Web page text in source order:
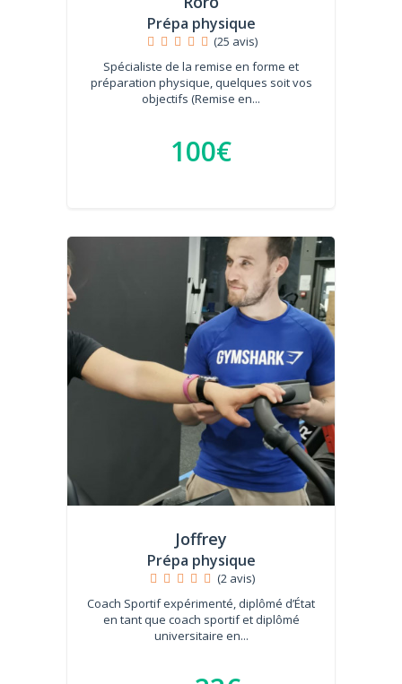
Prépa physique
(25 avis)
Spécialiste de la remise en forme et
préparation physique, quelques soit vos
objectifs (Remise en...
100€
Joffrey
Prépa physique
(2 avis)
Coach Sportif expérimenté, diplômé d’État
en tant que coach sportif et diplômé
universitaire en...